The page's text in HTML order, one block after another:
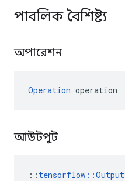
পাবলিক বৈশিষ্ট্য
অপারেশন
Operation operation
আউটপুট
:: tensorflow::Output